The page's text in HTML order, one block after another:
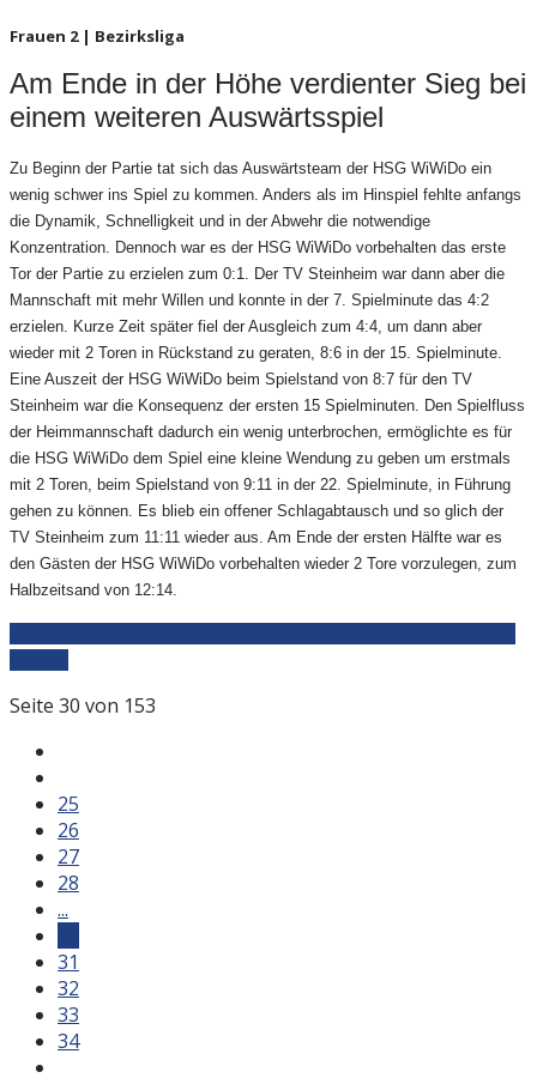
Frauen 2 | Bezirksliga
Am Ende in der Höhe verdienter Sieg bei
einem weiteren Auswärtsspiel
Zu Beginn der Partie tat sich das Auswärtsteam der HSG WiWiDo ein
wenig schwer ins Spiel zu kommen. Anders als im Hinspiel fehlte anfangs
die Dynamik, Schnelligkeit und in der Abwehr die notwendige
Konzentration. Dennoch war es der HSG WiWiDo vorbehalten das erste
Tor der Partie zu erzielen zum 0:1. Der TV Steinheim war dann aber die
Mannschaft mit mehr Willen und konnte in der 7. Spielminute das 4:2
erzielen. Kurze Zeit später fiel der Ausgleich zum 4:4, um dann aber
wieder mit 2 Toren in Rückstand zu geraten, 8:6 in der 15. Spielminute.
Eine Auszeit der HSG WiWiDo beim Spielstand von 8:7 für den TV
Steinheim war die Konsequenz der ersten 15 Spielminuten. Den Spielfluss
der Heimmannschaft dadurch ein wenig unterbrochen, ermöglichte es für
die HSG WiWiDo dem Spiel eine kleine Wendung zu geben um erstmals
mit 2 Toren, beim Spielstand von 9:11 in der 22. Spielminute, in Führung
gehen zu können. Es blieb ein offener Schlagabtausch und so glich der
TV Steinheim zum 11:11 wieder aus. Am Ende der ersten Hälfte war es
den Gästen der HSG WiWiDo vorbehalten wieder 2 Tore vorzulegen, zum
Halbzeitsand von 12:14.
Seite 30 von 153
25
26
27
28
...
31
32
33
34